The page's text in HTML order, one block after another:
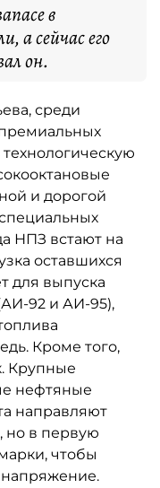
в
а сейчас его
он.
среди
и дорогой
НПЗ встают на
оставшихся
для выпуска
92 и АИ-95),
Кроме того,
Крупные
нефтяные
направляют
но в первую
чтобы